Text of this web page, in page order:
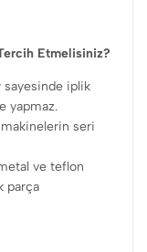
Etmelisiniz?
sayesinde iplik
yapmaz.
seri
ve teflon
parça